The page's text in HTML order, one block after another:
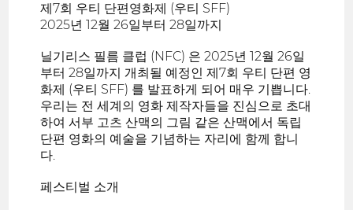
제7회 우티 단편영화제 (우티 SFF)
2025년 12월 26일부터 28일까지
닐기리스 필름 클럽 (NFC) 은 2025년 12월 26일
부터 28일까지 개최될 예정인 제7회 우티 단편 영
화제 (우티 SFF) 를 발표하게 되어 매우 기쁩니다.
우리는 전 세계의 영화 제작자들을 진심으로 초대
하여 서부 고츠 산맥의 그림 같은 산맥에서 독립
단편 영화의 예술을 기념하는 자리에 함께 합니
다.
페스티벌 소개